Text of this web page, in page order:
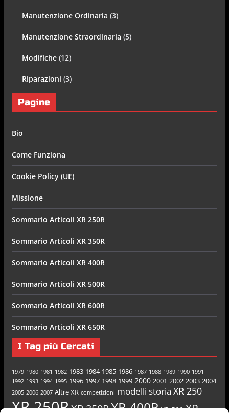
Manutenzione Ordinaria (3)
Manutenzione Straordinaria (5)
Modifiche(12)
Riparazioni (3)
Pagine
Bio
Come Funziona
Cookie Policy (UE)
Missione
Sommario Articoli XR 250R
Sommario Articoli XR 350R
Sommario Articoli XR 400R
Sommario Articoli XR 500R
Sommario Articoli XR 600R
Sommario Articoli XR 650R
I Tag più Cercati
1979 1980 1981 1982 1983 1984 1985 1986 1987 1988 1989 1990 1991
1992 1993 1994 1995 1996 1997 1998 1999 2000 2001 2002 2003 2004
2005 2006 2007 Altre XR competizioni modelli storia XR 250
XR 250RXR 350RXR 400R XR 500 XR